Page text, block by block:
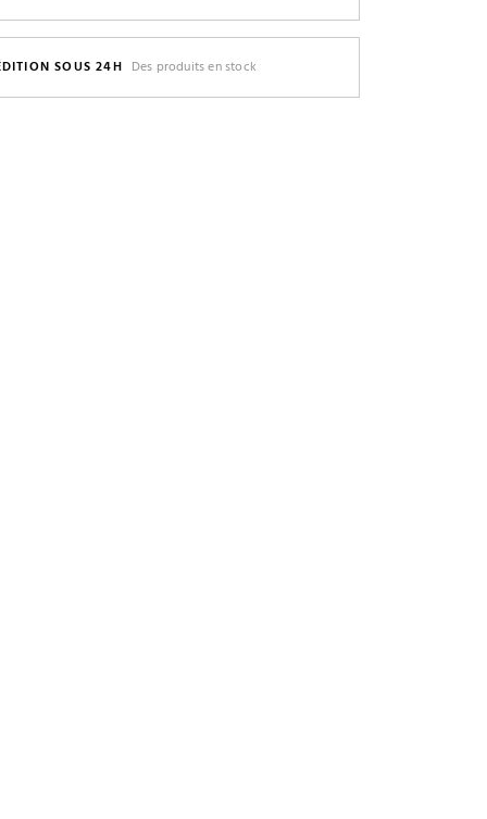
SOUS 24H Des produits en stock